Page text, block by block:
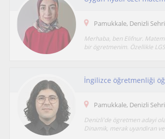
Pamukkale, Denizli Sehri
Merhaba, ben Elifnur.
bir ögretmenim. Özellikle
İngilizce öğretmenliği
Pamukkale, Denizli
Denizli'de ögretmen adayi
Dinamik, merak uyandiran